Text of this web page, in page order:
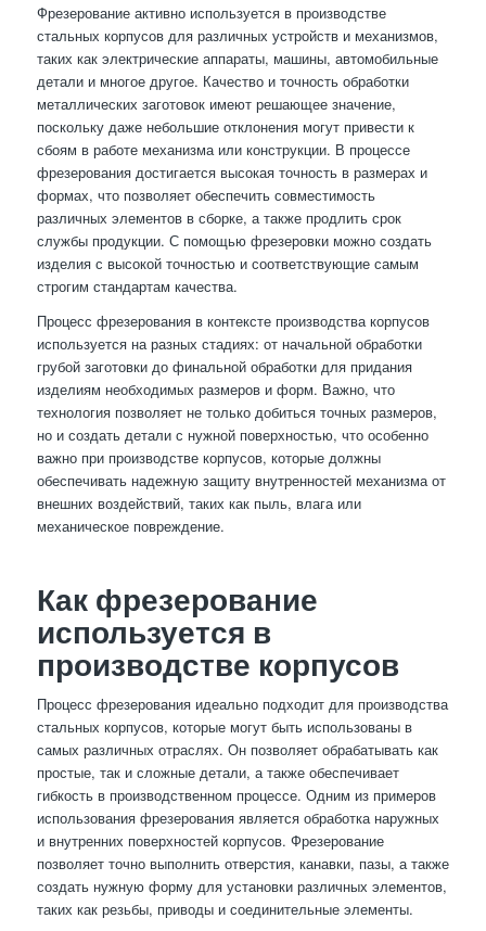
Фрезерование активно используется в производстве
стальных корпусов для различных устройств и механизмов,
таких как электрические аппараты, машины, автомобильные
детали и многое другое. Качество и точность обработки
металлических заготовок имеют решающее значение,
поскольку даже небольшие отклонения могут привести к
сбоям в работе механизма или конструкции. В процессе
фрезерования достигается высокая точность в размерах и
формах, что позволяет обеспечить совместимость
различных элементов в сборке, а также продлить срок
службы продукции. С помощью фрезеровки можно создать
изделия с высокой точностью и соответствующие самым
строгим стандартам качества.
Процесс фрезерования в контексте производства корпусов
используется на разных стадиях: от начальной обработки
грубой заготовки до финальной обработки для придания
изделиям необходимых размеров и форм. Важно, что
технология позволяет не только добиться точных размеров,
но и создать детали с нужной поверхностью, что особенно
важно при производстве корпусов, которые должны
обеспечивать надежную защиту внутренностей механизма от
внешних воздействий, таких как пыль, влага или
механическое повреждение.
Как фрезерование
используется в
производстве корпусов
Процесс фрезерования идеально подходит для производства
стальных корпусов, которые могут быть использованы в
самых различных отраслях. Он позволяет обрабатывать как
простые, так и сложные детали, а также обеспечивает
гибкость в производственном процессе. Одним из примеров
использования фрезерования является обработка наружных
и внутренних поверхностей корпусов. Фрезерование
позволяет точно выполнить отверстия, канавки, пазы, а также
создать нужную форму для установки различных элементов,
таких как резьбы, приводы и соединительные элементы.